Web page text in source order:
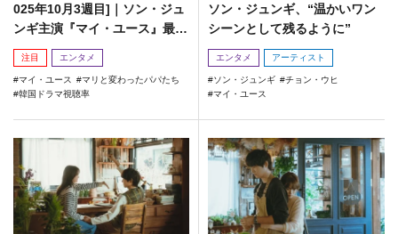
025年10月3週目]｜ソン・ジュ
ンギ主演『マイ・ユース』最終
回の視聴率は？
注目 エンタメ
マイ・ユース
マリと変わったパパたち
韓国ドラマ視聴率
ソン・ジュンギ、“温かいワン
シーンとして残るように”
エンタメ アーティスト
ソン・ジュンギ
チョン・ウヒ
マイ・ユース